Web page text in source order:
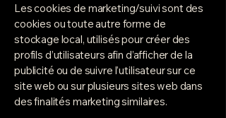
Les cookies de marketing/suivi sont des
cookies ou toute autre forme de
stockage local, utilisés pour créer des
profils d’utilisateurs afin d’afficher de la
publicité ou de suivre l’utilisateur sur ce
site web ou sur plusieurs sites web dans
des finalités marketing similaires.